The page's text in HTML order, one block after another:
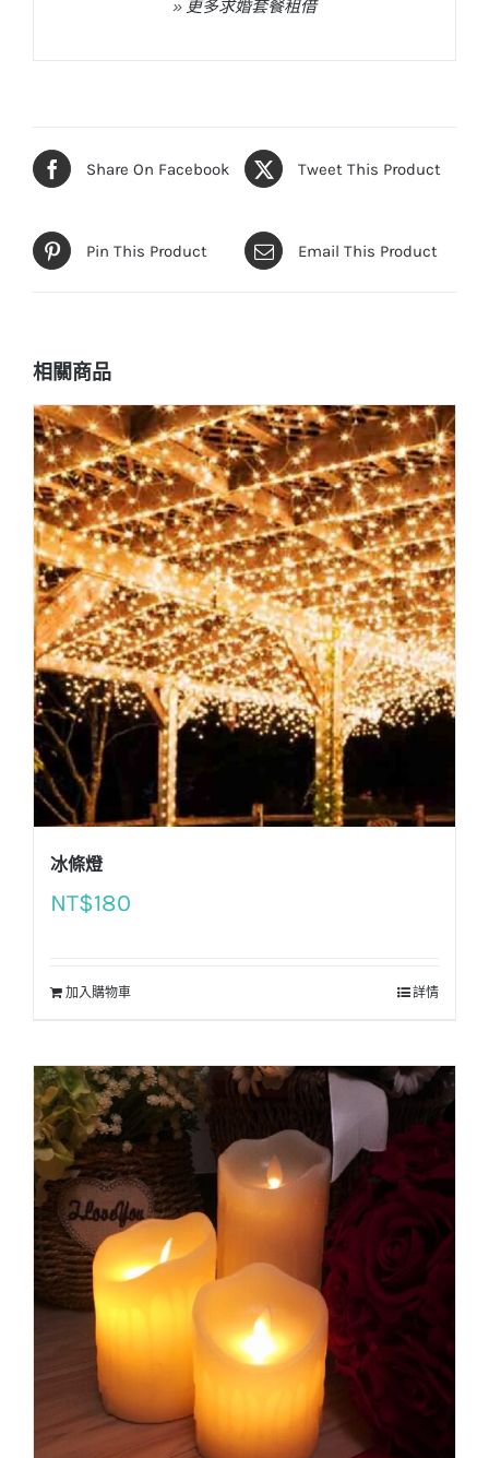
» 更多求婚套餐租借
Share On Facebook Tweet This Product
Pin This Product Email This Product
相關商品
冰條燈
NT$180
加入購物車 詳情